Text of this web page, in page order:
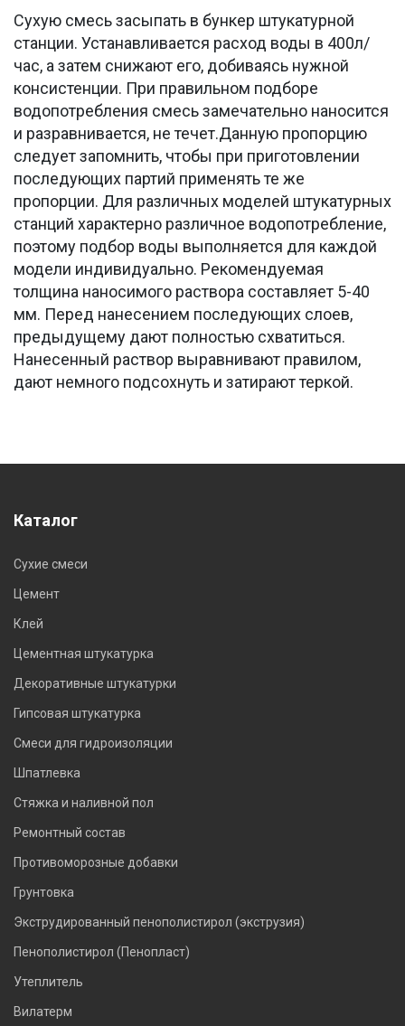
Сухую смесь засыпать в бункер штукатурной
станции. Устанавливается расход воды в 400л/
час, а затем снижают его, добиваясь нужной
консистенции. При правильном подборе
водопотребления смесь замечательно наносится
и разравнивается, не течет.Данную пропорцию
следует запомнить, чтобы при приготовлении
последующих партий применять те же
пропорции. Для различных моделей штукатурных
станций характерно различное водопотребление,
поэтому подбор воды выполняется для каждой
модели индивидуально. Рекомендуемая
толщина наносимого раствора составляет 5-40
мм. Перед нанесением последующих слоев,
предыдущему дают полностью схватиться.
Нанесенный раствор выравнивают правилом,
дают немного подсохнуть и затирают теркой.
Каталог
Сухие смеси
Цемент
Клей
Цементная штукатурка
Декоративные штукатурки
Гипсовая штукатурка
Смеси для гидроизоляции
Шпатлевка
Стяжка и наливной пол
Ремонтный состав
Противоморозные добавки
Грунтовка
Экструдированный пенополистирол (экструзия)
Пенополистирол (Пенопласт)
Утеплитель
Вилатерм